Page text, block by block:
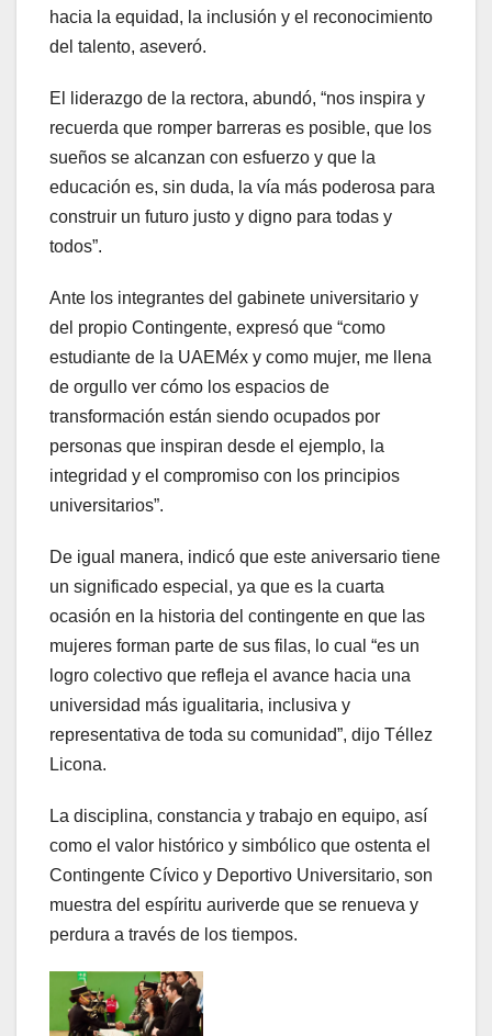
hacia la equidad, la inclusión y el reconocimiento
del talento, aseveró.
El liderazgo de la rectora, abundó, “nos inspira y
recuerda que romper barreras es posible, que los
sueños se alcanzan con esfuerzo y que la
educación es, sin duda, la vía más poderosa para
construir un futuro justo y digno para todas y
todos”.
Ante los integrantes del gabinete universitario y
del propio Contingente, expresó que “como
estudiante de la UAEMéx y como mujer, me llena
de orgullo ver cómo los espacios de
transformación están siendo ocupados por
personas que inspiran desde el ejemplo, la
integridad y el compromiso con los principios
universitarios”.
De igual manera, indicó que este aniversario tiene
un significado especial, ya que es la cuarta
ocasión en la historia del contingente en que las
mujeres forman parte de sus filas, lo cual “es un
logro colectivo que refleja el avance hacia una
universidad más igualitaria, inclusiva y
representativa de toda su comunidad”, dijo Téllez
Licona.
La disciplina, constancia y trabajo en equipo, así
como el valor histórico y simbólico que ostenta el
Contingente Cívico y Deportivo Universitario, son
muestra del espíritu auriverde que se renueva y
perdura a través de los tiempos.